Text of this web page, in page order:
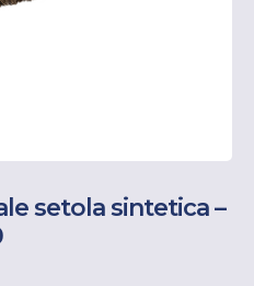
setola sintetica –